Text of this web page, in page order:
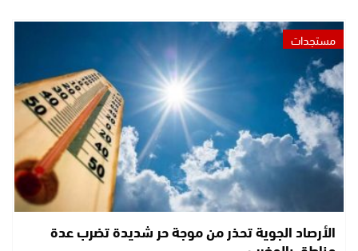
مستجدات
الأرصاد الجوية تحذر من موجة حر شديدة تضرب عدة